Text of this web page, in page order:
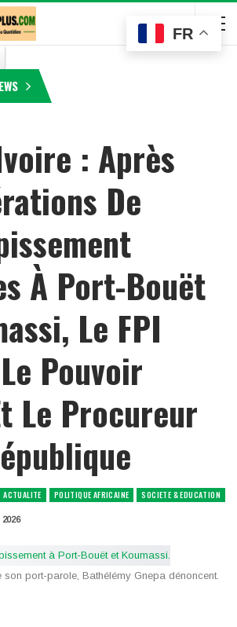
: Après
De
À Port-Bouët
Le FPI
Pouvoir
Le Procureur
ACTUALITE POLITIQUE AFRICAINE SOCIETE & EDUCATION
port-parole, Bathélémy Gnepa dénoncent.
FR